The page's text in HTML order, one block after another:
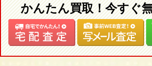
かんたん買取！今すぐ